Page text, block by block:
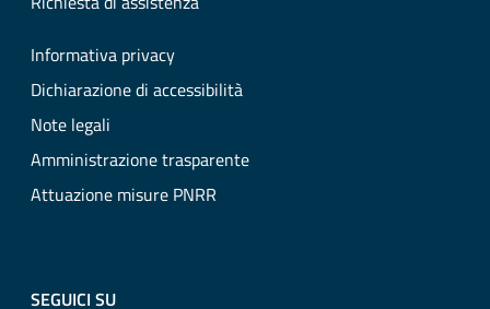
Informativa privacy
Dichiarazione di accessibilità
Note legali
Amministrazione trasparente
Attuazione misure PNRR
SEGUICI SU